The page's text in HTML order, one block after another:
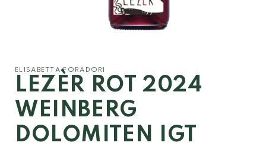
Modal
öffnen
ELISABETTA FORADORI
LEZÈR ROT 2024
WEINBERG
DOLOMITEN IGT